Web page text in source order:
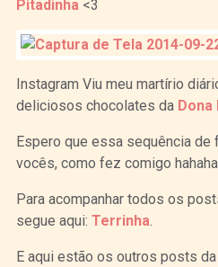
Pitadinha <3
Instagram Viu meu martírio
deliciosos chocolates da
Espero que essa sequência
vocês, como fez comigo
Para acompanhar todos os
segue aqui: Terrinha.
E aqui estão os outros posts da